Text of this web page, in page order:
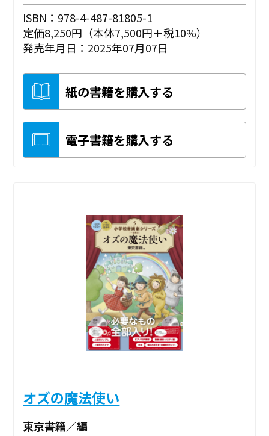
ISBN：978-4-487-81805-1
定価8,250円（本体7,500円＋税10%）
発売年月日：2025年07月07日
紙の書籍を購入する
電子書籍を購入する
オズの魔法使い
東京書籍／編